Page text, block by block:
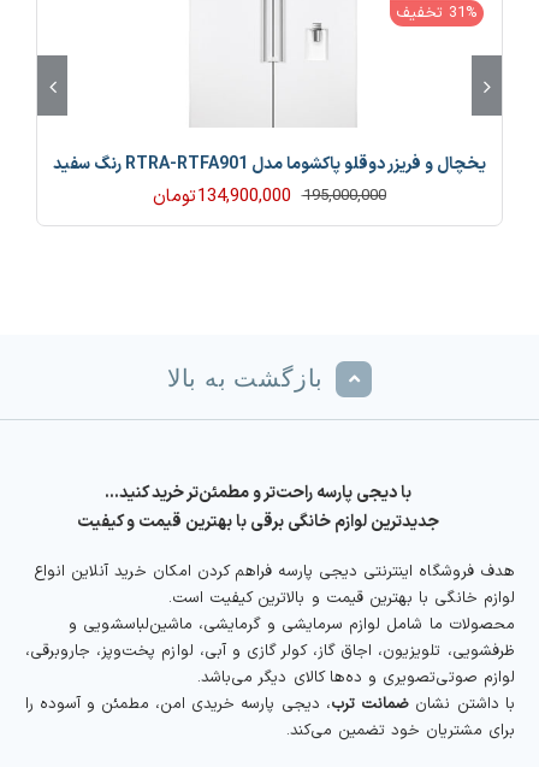
31% تخفیف
یخچال و فریزر دوقلو پاکشوما مدل RTRA-RTFA901 رنگ سفید
195,000,000
قیمت
اصلی
134,900,000تومان
قیمت
فعلی
بازگشت به بالا
با دیجی پارسه راحت‌تر و مطمئن‌تر خرید کنید…
جدیدترین لوازم خانگی برقی با بهترین قیمت و کیفیت
هدف فروشگاه اینترنتی دیجی پارسه فراهم کردن امکان خرید آنلاین انواع
لوازم خانگی با بهترین قیمت و بالاترین کیفیت است.
محصولات ما شامل لوازم سرمایشی و گرمایشی، ماشین‌لباسشویی و
ظرفشویی، تلویزیون، اجاق گاز، کولر گازی و آبی، لوازم پخت‌وپز، جاروبرقی،
لوازم صوتی‌تصویری و ده‌ها کالای دیگر می‌باشد.
با داشتن نشان ضمانت ترب، دیجی پارسه خریدی امن، مطمئن و آسوده را
برای مشتریان خود تضمین می‌کند.